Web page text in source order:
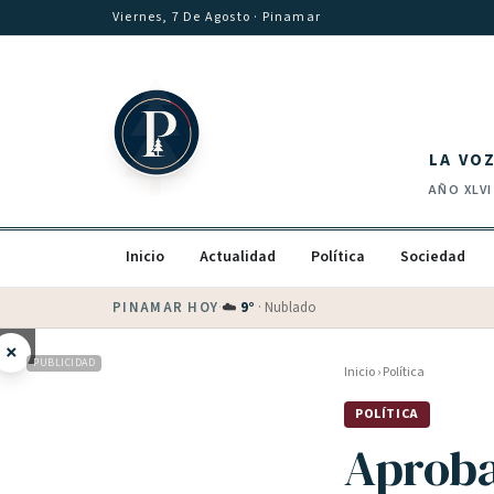
Saltar al contenidoViernes, 7 De Agosto · Pinamar
LA
AÑO XLVI
Inicio Actualidad Política Sociedad
PINAMAR HOY·💵 Dólar blue$1530
× PUBLICIDAD Inicio›Política
POLÍTICA